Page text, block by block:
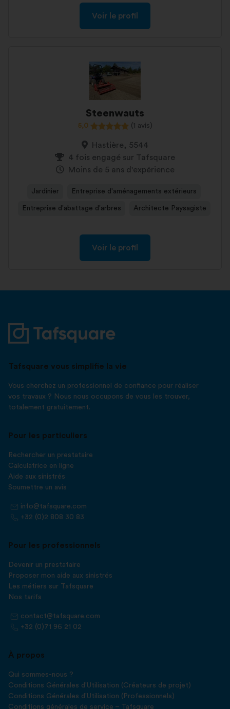
Voir le profil
Steenwauts
5,0 (1 avis)
Hastière, 5544
4 fois engagé sur Tafsquare
Moins de 5 ans d'expérience
Jardinier Entreprise d'aménagements extérieurs
Entreprise d'abattage d'arbres Architecte Paysagiste
Voir le profil
Tafsquare vous simplifie la vie
Vous cherchez un professionnel de confiance pour réaliser
vos travaux ? Nous nous occupons de vous les trouver,
totalement gratuitement.
Pour les particuliers
Rechercher un prestataire
Calculatrice en ligne
Aide aux sinistrés
Soumettre un avis
info@tafsquare.com
+32 (0)2 808 30 83
Pour les professionnels
Devenir un prestataire
Proposer mon aide aux sinistrés
Les métiers sur Tafsquare
Nos tarifs
contact@tafsquare.com
+32 (0)71 96 21 02
À propos
Qui sommes-nous ?
Conditions Générales d'Utilisation (Créateurs de projet)
Conditions Générales d'Utilisation (Professionnels)
Conditions générales de service – Tafsquare